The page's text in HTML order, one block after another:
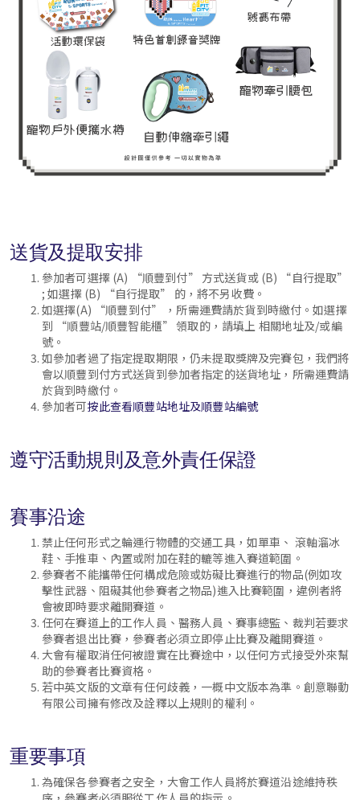
送貨及提取安排
參加者可選擇 (A) “順豐到付” 方式送貨或 (B) “自行提取”
; 如選擇 (B) “自行提取” 的，將不另收費。
如選擇(A) “順豐到付” ，所需運費請於貨到時繳付。如選擇
到 “順豐站/順豐智能櫃” 領取的，請填上 相關地址及/或編
號。
如參加者過了指定提取期限，仍未提取獎牌及完賽包，我們將
會以順豐到付方式送貨到參加者指定的送貨地址，所需運費請
於貨到時繳付。
參加者可按此查看順豐站地址及順豐站編號
遵守活動規則及意外責任保證
賽事沿途
禁止任何形式之輪運行物體的交通工具，如單車、 滾軸溜冰
鞋、手推車、內置或附加在鞋的轆等進入賽道範圍。
參賽者不能攜帶任何構成危險或妨礙比賽進行的物品(例如攻
擊性武器、阻礙其他參賽者之物品)進入比賽範圍，違例者將
會被即時要求離開賽道。
任何在賽道上的工作人員、醫務人員、賽事總監、裁判若要求
參賽者退出比賽，參賽者必須立即停止比賽及離開賽道。
大會有權取消任何被證實在比賽途中，以任何方式接受外來幫
助的參賽者比賽資格。
若中英文版的文章有任何歧義，一概中文版本為準。創意聯動
有限公司擁有修改及詮釋以上規則的權利。
重要事項
為確保各參賽者之安全，大會工作人員將於賽道沿途維持秩